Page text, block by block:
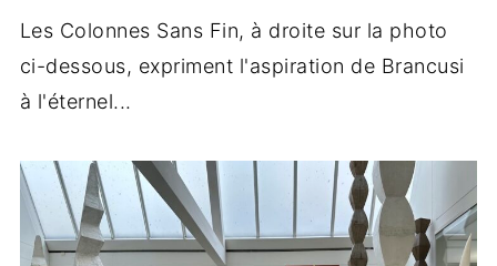
Les Colonnes Sans Fin, à droite sur la photo
ci-dessous, expriment l'aspiration de Brancusi
à l'éternel...